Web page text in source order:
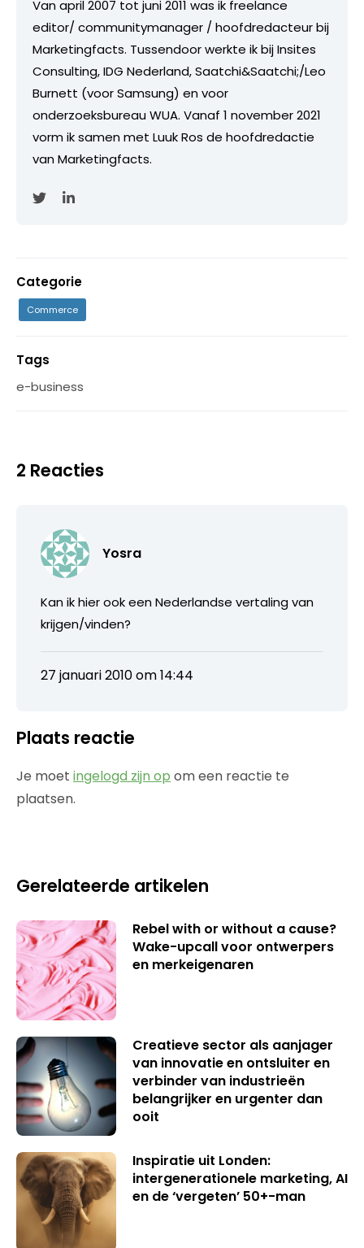
Van april 2007 tot juni 2011 was ik freelance
editor/ communitymanager / hoofdredacteur bij
Marketingfacts. Tussendoor werkte ik bij Insites
Consulting, IDG Nederland, Saatchi&Saatchi;/Leo
Burnett (voor Samsung) en voor
onderzoeksbureau WUA. Vanaf 1 november 2021
vorm ik samen met Luuk Ros de hoofdredactie
van Marketingfacts.
Categorie
Commerce
Tags
e-business
2 Reacties
Yosra
Kan ik hier ook een Nederlandse vertaling van
krijgen/vinden?
27 januari 2010 om 14:44
Plaats reactie
Je moet ingelogd zijn op om een reactie te
plaatsen.
Gerelateerde artikelen
Rebel with or without a cause?
Wake-upcall voor ontwerpers
en merkeigenaren
Creatieve sector als aanjager
van innovatie en ontsluiter en
verbinder van industrieën
belangrijker en urgenter dan
ooit
Inspiratie uit Londen:
intergenerationele marketing, AI
en de ‘vergeten’ 50+-man